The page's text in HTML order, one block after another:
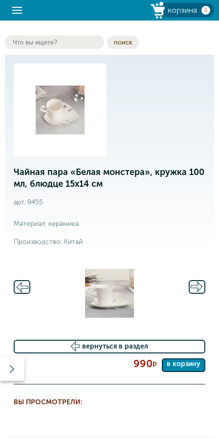
корзина 0
поиск
Чайная пара «Белая монстера», кружка 100
мл, блюдце 15х14 см
арт. 9455
Материал: керамика.
Производство: Китай.
вернуться в раздел
990р в корзину
ВЫ ПРОСМОТРЕЛИ: